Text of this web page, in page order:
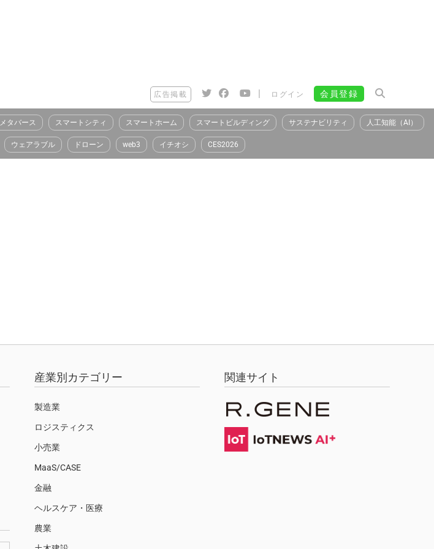
広告掲載 | ログイン 会員登録
メタバース スマートシティ スマートホーム スマートビルディング サステナビリティ 人工知能（AI）
ウェアラブル ドローン web3 イチオシ CES2026
産業別カテゴリー
製造業
ロジスティクス
小売業
MaaS/CASE
金融
ヘルスケア・医療
農業
関連サイト